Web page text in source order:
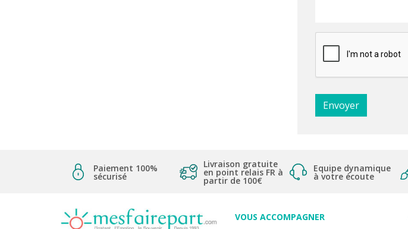
Paiement 100%
sécurisé
Livraison gratuite
en point relais FR à
partir de 100€
Equipe dynamique
à votre écoute
VOUS ACCOMPAGNER